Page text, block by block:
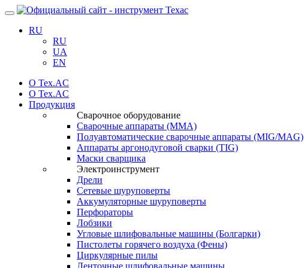
Навигация
RU
RU
UA
EN
О Tex.AC
О Tex.AC
Продукция
Сварочное оборудование
Сварочные аппараты (ММА)
Полуавтоматические сварочные аппараты (MIG/MAG)
Аппараты аргонодуговой сварки (TIG)
Маски сварщика
Электроинструмент
Дрели
Сетевые шуруповерты
Аккумуляторные шуруповерты
Перфораторы
Лобзики
Угловые шлифовальные машины (Болгарки)
Пистолеты горячего воздуха (Фены)
Циркулярные пилы
Ленточные шлифовальные машины